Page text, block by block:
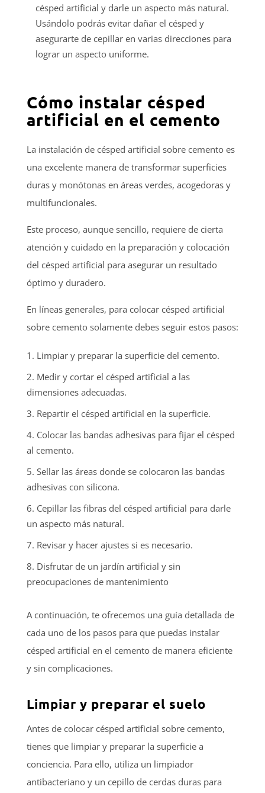
césped artificial y darle un aspecto más natural.
Usándolo podrás evitar dañar el césped y
asegurarte de cepillar en varias direcciones para
lograr un aspecto uniforme.
Cómo instalar césped
artificial en el cemento
La instalación de césped artificial sobre cemento es
una excelente manera de transformar superficies
duras y monótonas en áreas verdes, acogedoras y
multifuncionales.
Este proceso, aunque sencillo, requiere de cierta
atención y cuidado en la preparación y colocación
del césped artificial para asegurar un resultado
óptimo y duradero.
En líneas generales, para colocar césped artificial
sobre cemento solamente debes seguir estos pasos:
Limpiar y preparar la superficie del cemento.
Medir y cortar el césped artificial a las
dimensiones adecuadas.
Repartir el césped artificial en la superficie.
Colocar las bandas adhesivas para fijar el césped
al cemento.
Sellar las áreas donde se colocaron las bandas
adhesivas con silicona.
Cepillar las fibras del césped artificial para darle
un aspecto más natural.
Revisar y hacer ajustes si es necesario.
Disfrutar de un jardín artificial y sin
preocupaciones de mantenimiento
A continuación, te ofrecemos una guía detallada de
cada uno de los pasos para que puedas instalar
césped artificial en el cemento de manera eficiente
y sin complicaciones.
Limpiar y preparar el suelo
Antes de colocar césped artificial sobre cemento,
tienes que limpiar y preparar la superficie a
conciencia. Para ello, utiliza un limpiador
antibacteriano y un cepillo de cerdas duras para